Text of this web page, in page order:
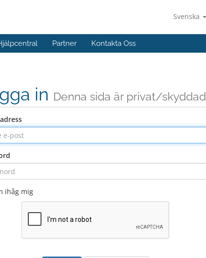
Svenska
Partner Kontakta Oss
in Denna sida är privat/skyddad
ihåg mig